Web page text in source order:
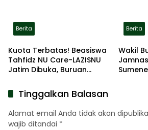
Berita
Kuota Terbatas! Beasiswa
Tahfidz NU Care-LAZISNU
Jatim Dibuka, Buruan
Berita
Wakil
Tinggalkan Balasan
Alamat email Anda tidak akan
wajib ditandai *